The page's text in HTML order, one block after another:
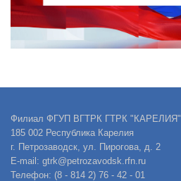
Филиал ФГУП ВГТРК ГТРК "КАРЕЛИЯ"
185 002 Республика Карелия
г. Петрозаводск, ул. Пирогова, д. 2
E-mail: gtrk@petrozavodsk.rfn.ru
Телефон: (8 - 814 2) 76 - 42 - 01